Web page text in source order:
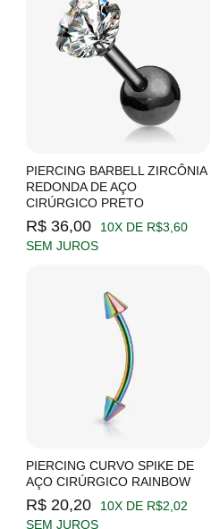
PIERCING BARBELL ZIRCÔNIA
REDONDA DE AÇO
CIRÚRGICO PRETO
R$ 36,00
10X DE R$3,60
SEM JUROS
PIERCING CURVO SPIKE DE
AÇO CIRÚRGICO RAINBOW
R$ 20,20
10X DE R$2,02
SEM JUROS